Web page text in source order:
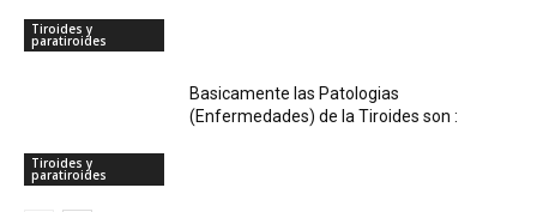
Tiroides y
paratiroides
Tiroides y
paratiroides
Basicamente las Patologias
(Enfermedades) de la Tiroides son :